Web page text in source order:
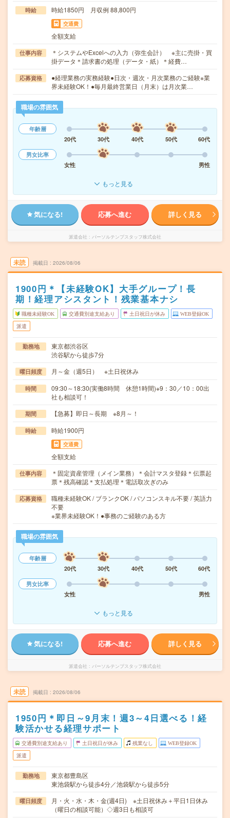
時給 時給1850円 月収例 88,800円
交通費
全額支給
仕事内容
＊システムやExcelへの入力（弥生会計） ※主に売掛・買
掛データ＊請求書の処理（データ・紙）＊経費…
応募資格
●経理業務の実務経験●日次・週次・月次業務のご経験※業
界未経験OK！●毎月最終営業日（月末）は月次業…
職場の雰囲気
年齢層
20代
30代 40代 50代
60代
男女比率
女性
男性
もっと見る
気になる! 応募へ進む 詳しく見る
派遣会社 パーソルテンプスタッフ株式会社
未読 掲載日 2026/08/06
1900円＊【未経験OK】大手グループ！長
期！経理アシスタント！残業基本ナシ
職種未経験OK 交通費別途支給あり 土日祝日が休み WEB登録OK
派遣
勤務地
東京都渋谷区
渋谷駅から徒歩7分
曜日頻度 月～金（週5日） ※土日祝休み
時間
09:30～18:30(実働8時間 休憩1時間)※9：30／10：00出
社も相談可！
期間 【急募】即日～長期 ※8月～！
時給 時給1900円
交通費
全額支給
仕事内容
＊固定資産管理（メイン業務）＊会計マスタ登録＊伝票起
票＊残高確認＊支払処理＊電話取次ぎのみ
応募資格
職種未経験OK / ブランクOK / パソコンスキル不要 / 英語力
不要
※業界未経験OK！●事務のご経験のある方
職場の雰囲気
年齢層
20代
30代 40代 50代
60代
男女比率
女性
男性
もっと見る
気になる! 応募へ進む 詳しく見る
派遣会社 パーソルテンプスタッフ株式会社
未読 掲載日 2026/08/06
1950円＊即日～9月末！週3～4日選べる！経
験活かせる経理サポート
交通費別途支給あり 土日祝日が休み 残業なし WEB登録OK
派遣
勤務地
東京都豊島区
東池袋駅から徒歩4分／池袋駅から徒歩5分
曜日頻度
月・火・水・木・金(週4日) ※土日祝休み＋平日1日休み
（曜日の相談可能）◇週3日も相談可